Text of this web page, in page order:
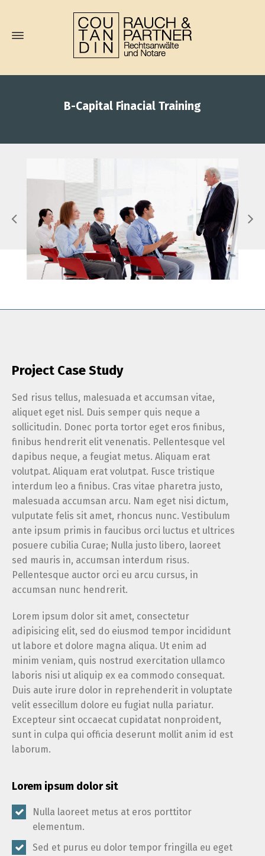
B-Capital Finacial Training
Project Case Study
Sed risus tellus, malesuada et accumsan vitae,
aliquet eget nisl. Duis semper quis neque a
sollicitudin. Donec porta tortor eget eros finibus,
finibus hendrerit elit venenatis. Pellentesque vel
dapibus neque, a feugiat metus. Aliquam erat
volutpat. Aliquam erat volutpat. Fusce tristique
interdum leo a finibus. Cras vitae pharetra justo,
malesuada accumsan arcu. Nam eget nisi dictum,
vulputate felis sit amet, rhoncus nunc. Vestibulum
ante ipsum primis in faucibus orci luctus et ultrices
posuere cubilia Curae; Nulla justo libero, laoreet
sed mauris in, accumsan interdum risus.
Pellentesque auctor orci eu arcu cursus, in
accumsan nunc hendrerit.
Lorem ipsum dolor sit amet, consectetur
adipisicing elit, sed do eiusmod tempor incididunt
ut labore et dolore magna aliqua. Ut enim ad
minim veniam, quis nostrud exercitation ullamco
laboris nisi ut aliquip ex ea commodo consequat.
Duis aute irure dolor in reprehenderit in voluptate
velit essecillum dolore eu fugiat nulla pariatur.
Excepteur sint occaecat cupidatat nonproident,
sunt in culpa qui officia deserunt mollit anim id est
laborum.
Lorem ipsum dolor sit
Nulla laoreet metus at eros porttitor
elementum.
Sed et purus eu dolor tempor fringilla eu eget